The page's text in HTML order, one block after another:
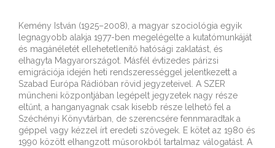
Kemény István (1925–2008), a magyar szociológia egyik
legnagyobb alakja 1977-ben megelégelte a kutatómunkáját
és magánéletét ellehetetlenítő hatósági zaklatást, és
elhagyta Magyarországot. Másfél évtizedes párizsi
emigrációja idején heti rendszerességgel jelentkezett a
Szabad Európa Rádióban rövid jegyzeteivel. A SZER
müncheni központjában legépelt jegyzetek nagy része
eltűnt, a hanganyagnak csak kisebb része lelhető fel a
Széchényi Könyvtárban, de szerencsére fennmaradtak a
géppel vagy kézzel írt eredeti szövegek. E kötet az 1980 és
1990 között elhangzott műsorokból tartalmaz válogatást. A